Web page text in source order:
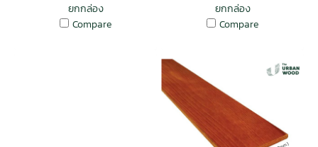
ยกกล่อง
Compare
ยกกล่อง
Compare